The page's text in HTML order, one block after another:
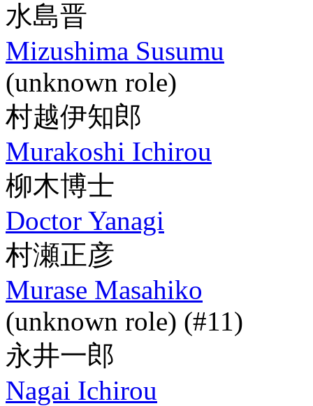
水島晋
Mizushima Susumu
(unknown role)
村越伊知郎
Murakoshi Ichirou
柳木博士
Doctor Yanagi
村瀬正彦
Murase Masahiko
(unknown role) (#11)
永井一郎
Nagai Ichirou